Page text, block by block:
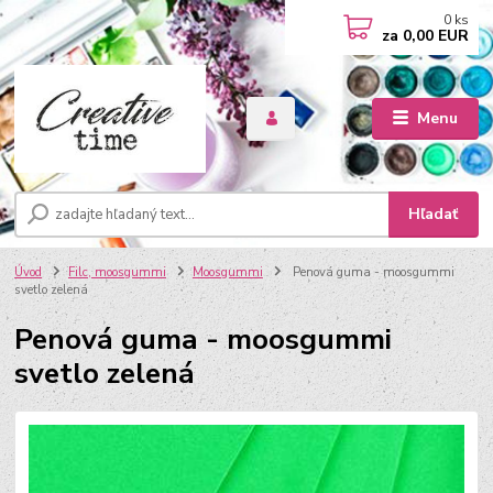
Menu
Hľadať
0 ks
za 0,00 EUR
Úvod Filc, moosgummi Moosgummi
Penová guma - moosgummi
svetlo zelená
Penová guma - moosgummi
svetlo zelená